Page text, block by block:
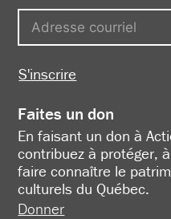
S'inscrire
Faites un don
En faisant un don à
contribuez à protéger,
faire connaître le
culturels du Québec.
Donner